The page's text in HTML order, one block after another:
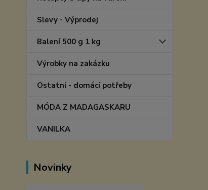
Slevy - Výprodej
Balení 500 g 1 kg
Výrobky na zakázku
Ostatní - domácí potřeby
MÓDA Z MADAGASKARU
VANILKA
Novinky